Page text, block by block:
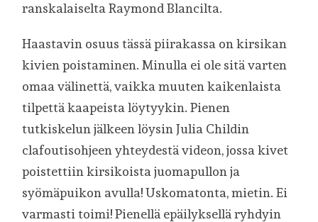
ranskalaiselta Raymond Blancilta.
Haastavin osuus tässä piirakassa on kirsikan
kivien poistaminen. Minulla ei ole sitä varten
omaa välinettä, vaikka muuten kaikenlaista
tilpettä kaapeista löytyykin. Pienen
tutkiskelun jälkeen löysin Julia Childin
clafoutisohjeen yhteydestä videon, jossa kivet
poistettiin kirsikoista juomapullon ja
syömäpuikon avulla! Uskomatonta, mietin. Ei
varmasti toimi! Pienellä epäilyksellä ryhdyin